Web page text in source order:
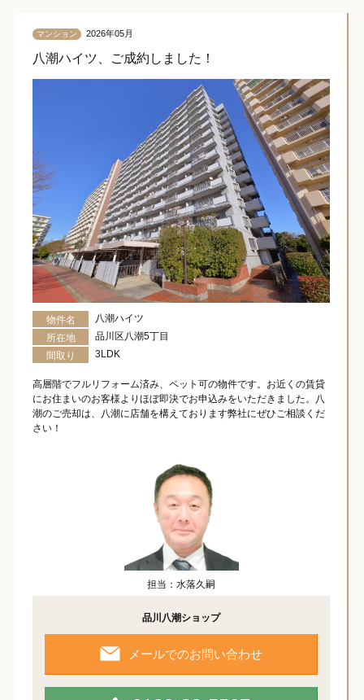
マンション 2026年05月
八潮ハイツ、ご成約しました！
物件名
八潮ハイツ
所在地
品川区八潮5丁目
間取り
3LDK
高層階でフルリフォーム済み、ペット可の物件です。お近くの賃貸
にお住まいのお客様よりほぼ即決でお申込みをいただきました。八
潮のご売却は、八潮に店舗を構えております弊社にぜひご相談くだ
さい！
担当：水落久嗣
品川八潮ショップ
メールでのお問い合わせ